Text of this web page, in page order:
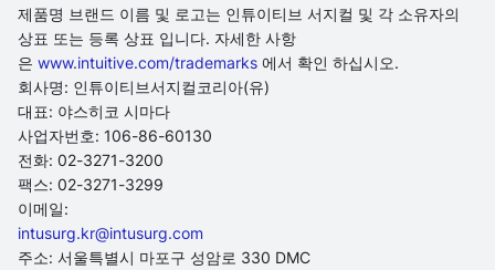
제품명 브랜드 이름 및 로고는 인튜이티브 서지컬 및 각 소유자의
상표 또는 등록 상표 입니다. 자세한 사항
은 www.intuitive.com/trademarks 에서 확인 하십시오.
회사명: 인튜이티브서지컬코리아(유)
대표: 야스히코 시마다
사업자번호: 106-86-60130
전화: 02-3271-3200
팩스: 02-3271-3299
이메일:
intusurg.kr@intusurg.com
주소: 서울특별시 마포구 성암로 330 DMC